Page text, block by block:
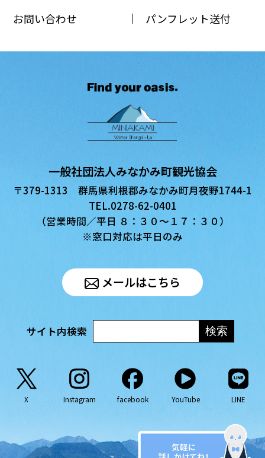
お問い合わせ パンフレット送付
一般社団法人みなかみ町観光協会
〒379-1313 群馬県利根郡みなかみ町月夜野1744-1
TEL.0278-62-0401
（営業時間／平日 ８：３０〜１７：３０）
※窓口対応は平日のみ
メールはこちら
サイト内検索
X Instagram facebook YouTube LINE